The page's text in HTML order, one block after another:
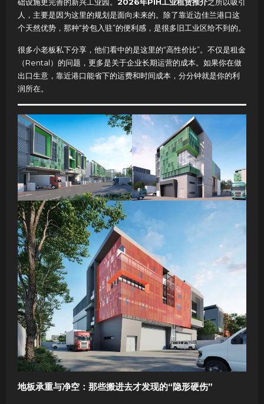
础设施更完善的新兴工业园。 2026年PIH工业租赁推介之所以吸引
人，主要是因为这里的规划是面向未来的。除了靠近边佳兰港口这
个天然优势，那种“拎包入驻”的便利感，是很多旧工业区给不到的。
很多小老板私下分享，他们看中的是这里的“高性价比”。不仅是租金
（Rental）的问题，更多是关于企业长期运营的成本。如果你在做
出口生意，靠近港口能省下的运费和时间成本，分分钟就是你的利
润所在。
地板承重与净空：那些搬进去才发现的“隐形硬伤”